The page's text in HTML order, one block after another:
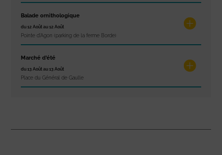
Balade ornithologique
du 12 Août au 12 Août
Pointe d'Agon (parking de la ferme Borde)
Marché d’été
du 13 Août au 13 Août
Place du Général de Gaulle